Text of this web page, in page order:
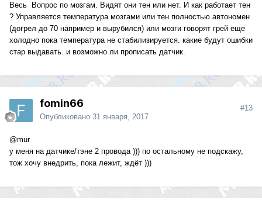
Весь Вопрос по мозгам. Видят они тен или нет. И как работает тен
? Управляется температура мозгами или тен полностью автономен
(догрел до 70 например и вырубился) или мозги говорят грей еще
холодно пока температура не стабилизируется. какие будут ошибки
стар выдавать. и возможно ли прописать датчик.
fomin66
Опубликовано 31 января, 2017
#13
@mur
у меня на датчике/тэне 2 провода ))) по остальному не подскажу,
тож хочу внедрить, пока лежит, ждёт )))